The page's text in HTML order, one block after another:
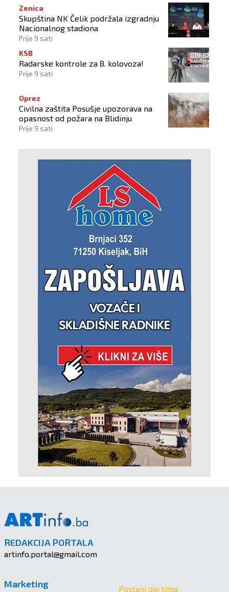
Zenica
Skupština NK Čelik podržala izgradnju
Nacionalnog stadiona
Prije 9 sati
KSB
Radarske kontrole za 8. kolovoza!
Prije 9 sati
Oprez
Civilna zaštita Posušje upozorava na
opasnost od požara na Blidinju
Prije 9 sati
REDAKCIJA PORTALA
artinfo.portal@gmail.com
Marketing Postani dio tima